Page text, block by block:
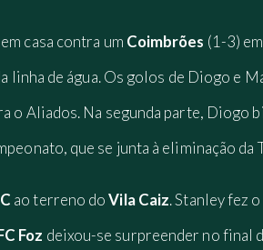
casa contra um Coimbrões (1-3)
linha de água. Os golos de Diogo e
o Aliados. Na segunda parte, Diogo
que se junta à eliminação
ao terreno doVila Caiz. Stanley fez
Foz deixou-se surpreender no final